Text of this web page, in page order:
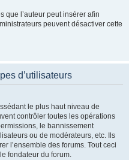
que l’auteur peut insérer afin
peuvent désactiver cette
d’utilisateurs
le plus haut niveau de
contrôler toutes les opérations
le bannissement
ou de modérateurs, etc. Ils
l’ensemble des forums. Tout ceci
fondateur du forum.